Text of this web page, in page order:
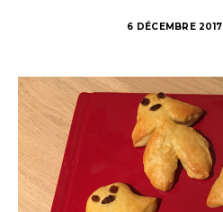
6 DÉCEMBRE 2017